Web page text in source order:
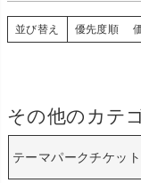
並び替え 優先度順
その他のカテ
テーマパークチケット